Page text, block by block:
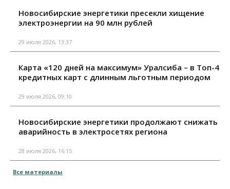
Новосибирские энергетики пресекли хищение
электроэнергии на 90 млн рублей
29 июля 2026, 13:37
Карта «120 дней на максимум» Уралсиба – в Топ-4
кредитных карт с длинным льготным периодом
29 июля 2026, 09:10
Новосибирские энергетики продолжают снижать
аварийность в электросетях региона
28 июля 2026, 16:15
Все материалы